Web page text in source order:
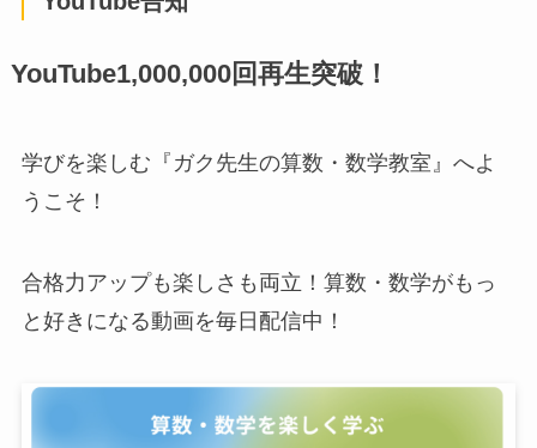
YouTube1,000,000回再生突破！
学びを楽しむ『ガク先生の算数・数学教室』へよ
うこそ！
合格力アップも楽しさも両立！算数・数学がもっ
と好きになる動画を毎日配信中！